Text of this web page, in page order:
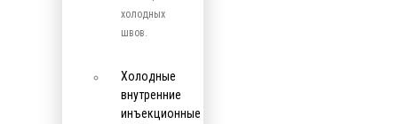
холодных
швов.
Холодные
внутренние
инъекционные